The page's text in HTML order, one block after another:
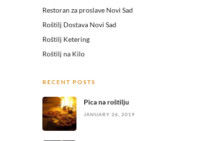
Restoran za proslave Novi Sad
Roštilj Dostava Novi Sad
Roštilj Ketering
Roštilj na Kilo
RECENT POSTS
Pica na roštilju
JANUARY 26, 2019